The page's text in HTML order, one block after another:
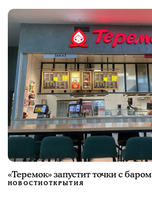
«Теремок» запустит точки с баром
НОВОСТИОТКРЫТИЯ